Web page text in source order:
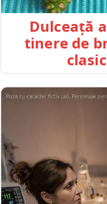
Dulceață
tinere de